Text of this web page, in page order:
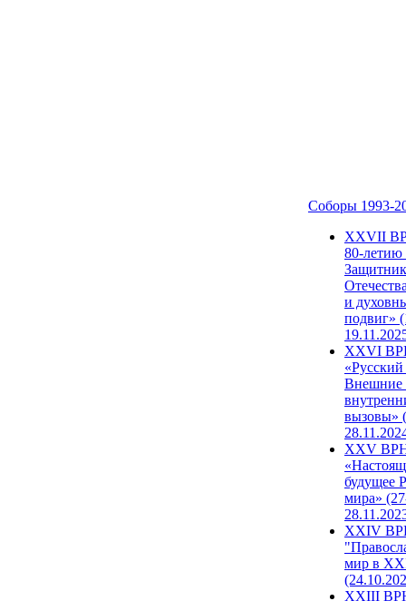
Соборы 1993-
ХХVII
80-
и
подвиг»
XXVI
Внешние
вызовы»
XXV
будущее
мира»
XXIV
мир в
XXIII